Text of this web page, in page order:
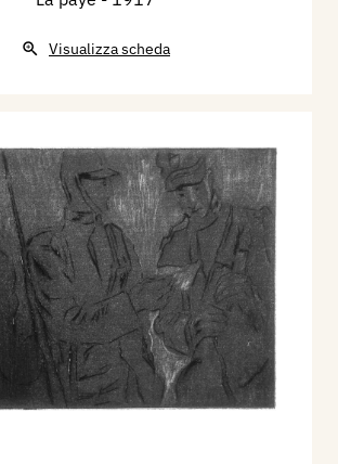
Visualizza scheda